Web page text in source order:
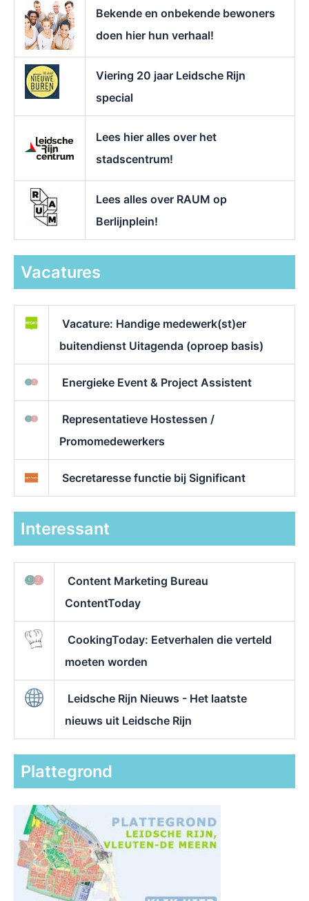
Bekende en onbekende bewoners
doen hier hun verhaal!
Viering 20 jaar Leidsche Rijn
special
Lees hier alles over het
stadscentrum!
Lees alles over RAUM op
Berlijnplein!
Vacatures
Vacature: Handige medewerk(st)er
buitendienst Uitagenda (oproep basis)
Energieke Event & Project Assistent
Representatieve Hostessen /
Promomedewerkers
Secretaresse functie bij Significant
Interessant
Content Marketing Bureau
ContentToday
CookingToday: Eetverhalen die verteld
moeten worden
Leidsche Rijn Nieuws - Het laatste
nieuws uit Leidsche Rijn
Plattegrond